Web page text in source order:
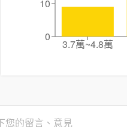
3.7萬~4.8萬
0
10